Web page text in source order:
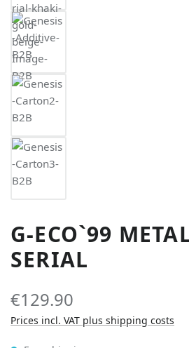
G-ECO`99
SERIAL
€129.90
Prices incl. VAT plus shipping costs